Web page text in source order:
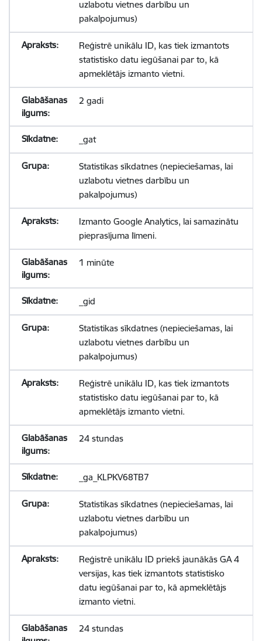
uzlabotu vietnes darbību un
pakalpojumus)
Reģistrē unikālu ID, kas tiek izmantots
statistisko datu iegūšanai par to, kā
apmeklētājs izmanto vietni.
2 gadi
_gat
Statistikas sīkdatnes (nepieciešamas, lai
uzlabotu vietnes darbību un
pakalpojumus)
Izmanto Google Analytics, lai samazinātu
pieprasījuma līmeni.
1 minūte
_gid
Statistikas sīkdatnes (nepieciešamas, lai
uzlabotu vietnes darbību un
pakalpojumus)
Reģistrē unikālu ID, kas tiek izmantots
statistisko datu iegūšanai par to, kā
apmeklētājs izmanto vietni.
24 stundas
_ga_KLPKV68TB7
Statistikas sīkdatnes (nepieciešamas, lai
uzlabotu vietnes darbību un
pakalpojumus)
Reģistrē unikālu ID priekš jaunākās GA 4
versijas, kas tiek izmantots statistisko
datu iegūšanai par to, kā apmeklētājs
izmanto vietni.
24 stundas